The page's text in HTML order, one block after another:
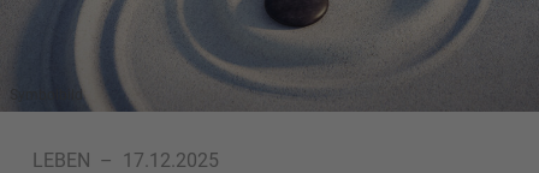
Symbolbild
LEBEN – 17.12.2025